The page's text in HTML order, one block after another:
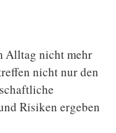
Alltag nicht mehr
nicht nur den
Risiken ergeben